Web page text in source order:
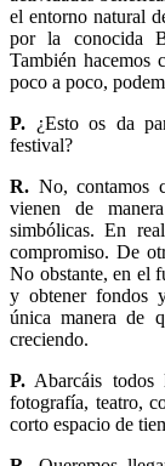
el entorno natural
por la conocida
También hacemos
poco a poco,
P. ¿Esto os da
festival?
R. No, contamos
vienen de
simbólicas. En
compromiso. De
No obstante, en el
y obtener fondos
única manera de
creciendo.
P. Abarcáis todos
fotografía, teatro,
corto espacio de